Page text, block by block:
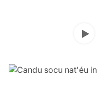
Play